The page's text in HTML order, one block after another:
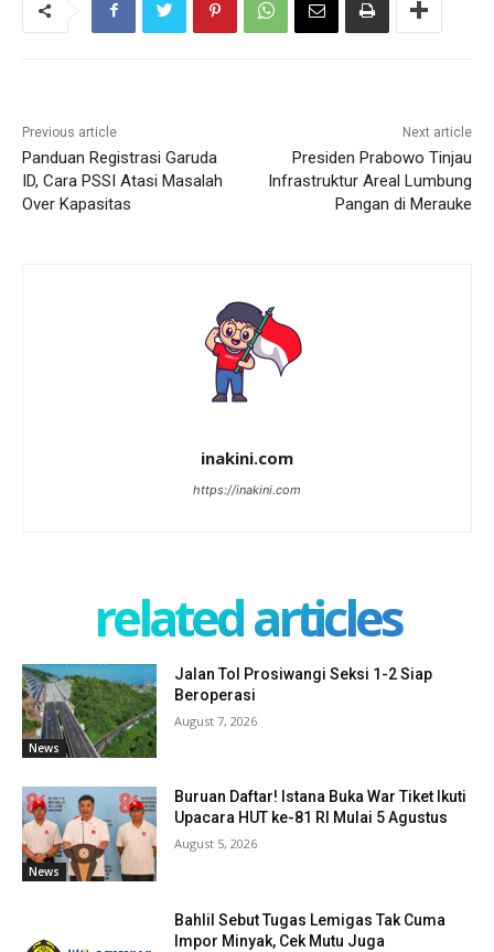
Previous article
Panduan Registrasi Garuda
ID, Cara PSSI Atasi Masalah
Over Kapasitas
Next article
Presiden Prabowo Tinjau
Infrastruktur Areal Lumbung
Pangan di Merauke
inakini.com
https://inakini.com
related articles
News
Jalan Tol Prosiwangi Seksi 1-2 Siap
Beroperasi
August 7, 2026
News
Buruan Daftar! Istana Buka War Tiket Ikuti
Upacara HUT ke-81 RI Mulai 5 Agustus
August 5, 2026
Bahlil Sebut Tugas Lemigas Tak Cuma
Impor Minyak, Cek Mutu Juga